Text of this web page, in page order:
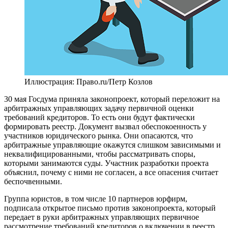
Иллюстрация: Право.ru/Петр Козлов
30 мая Госдума приняла законопроект, который переложит на
арбитражных управляющих задачу первичной оценки
требований кредиторов. То есть они будут фактически
формировать реестр. Документ вызвал обеспокоенность у
участников юридического рынка. Они опасаются, что
арбитражные управляющие окажутся слишком зависимыми и
неквалифицированными, чтобы рассматривать споры,
которыми занимаются суды. Участник разработки проекта
объяснил, почему с ними не согласен, а все опасения считает
беспочвенными.
Группа юристов, в том числе 10 партнеров юрфирм,
подписала открытое письмо против законопроекта, который
передает в руки арбитражных управляющих первичное
рассмотрение требований кредиторов о включении в реестр.